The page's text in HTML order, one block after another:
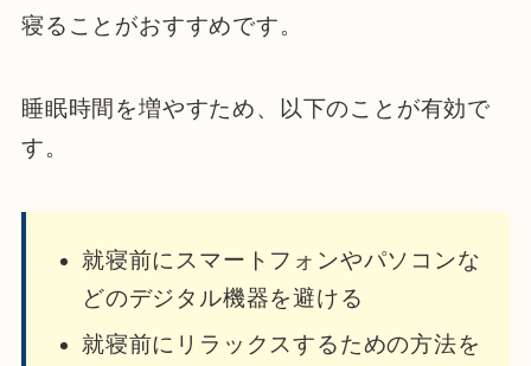
寝ることがおすすめです。
睡眠時間を増やすため、以下のことが有効で
す。
就寝前にスマートフォンやパソコンな
どのデジタル機器を避ける
就寝前にリラックスするための方法を